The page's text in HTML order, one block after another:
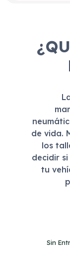
de vida.
los
decidir
tu
Sin